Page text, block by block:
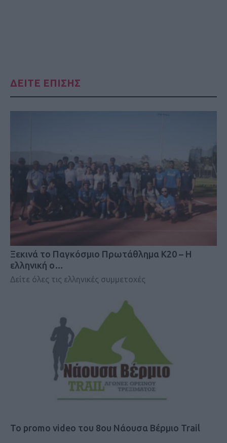
ΔΕΙΤΕ ΕΠΙΣΗΣ
Ξεκινά το Παγκόσμιο Πρωτάθλημα Κ20 – Η
ελληνική ο…
Δείτε όλες τις ελληνικές συμμετοχές
Το promo video του 8ου Νάουσα Βέρμιο Trail